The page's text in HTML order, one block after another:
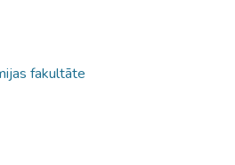
fakultāte